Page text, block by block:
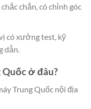
chắn, có chỉnh góc
có xưởng test, kỹ
dẫn.
Quốc ở đâu?
Trung Quốc nội địa